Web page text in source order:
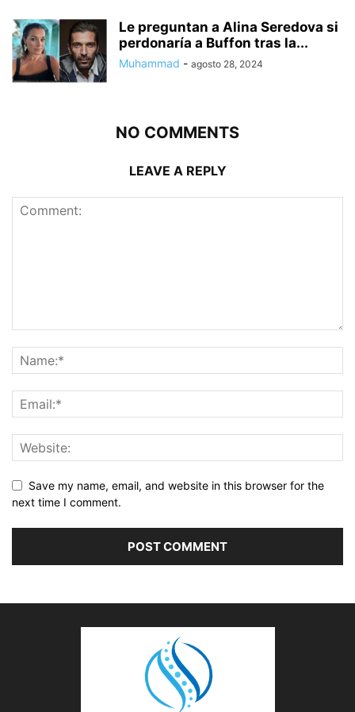
Le preguntan a Alina Seredova si
perdonaría a Buffon tras la...
Muhammad - agosto 28, 2024
NO COMMENTS
LEAVE A REPLY
Save my name, email, and website in this browser for the
next time I comment.